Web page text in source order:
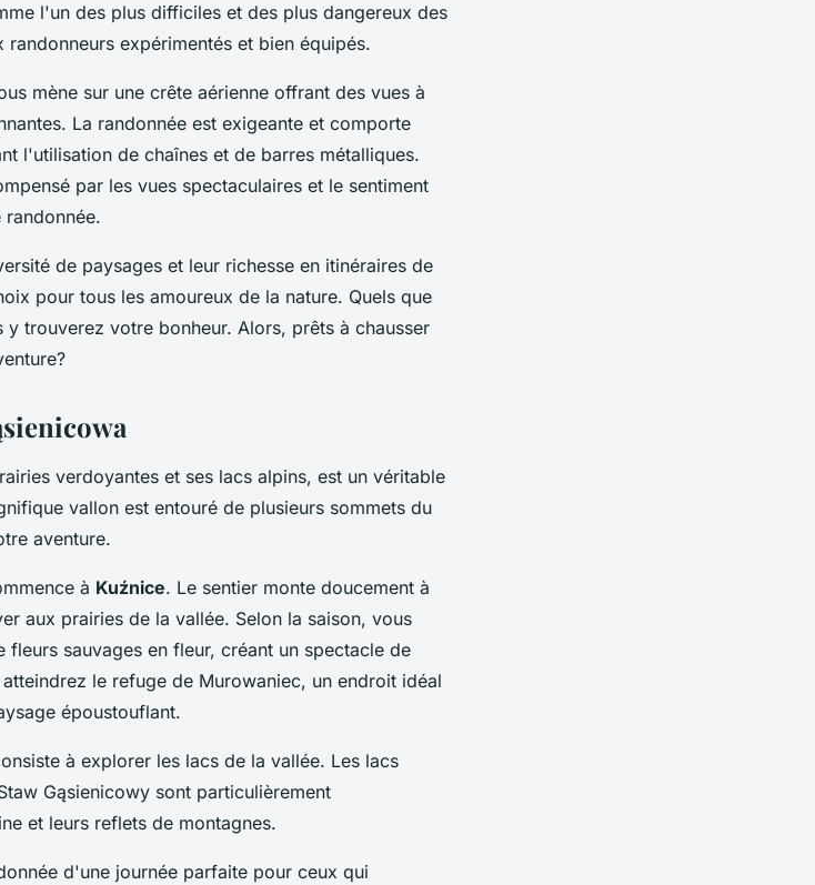
l'un des plus difficiles et des plus dangereux des
expérimentés et bien équipés.
mène sur une crête aérienne offrant des vues à
La randonnée est exigeante et comporte
l'utilisation de chaînes et de barres métalliques.
par les vues spectaculaires et le sentiment
de paysages et leur richesse en itinéraires de
pour tous les amoureux de la nature. Quels que
trouverez votre bonheur. Alors, prêts à chausser
verdoyantes et ses lacs alpins, est un véritable
vallon est entouré de plusieurs sommets du
aventure.
à Kuźnice. Le sentier monte doucement à
aux prairies de la vallée. Selon la saison, vous
sauvages en fleur, créant un spectacle de
le refuge de Murowaniec, un endroit idéal
époustouflant.
à explorer les lacs de la vallée. Les lacs
Gąsienicowy sont particulièrement
et leurs reflets de montagnes.
d'une journée parfaite pour ceux qui